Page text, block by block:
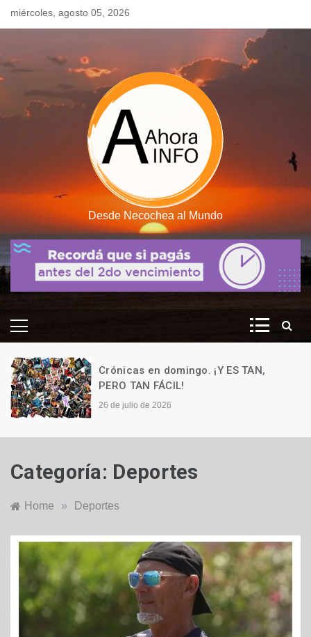
Skipmiércoles, agosto 05, 2026
Desde Necochea al Mundo
Crónicas en domingo. ¡Y ES TAN,
PERO TAN FÁCIL!
26 de julio de 2026
Categoría: Deportes
Home » Deportes